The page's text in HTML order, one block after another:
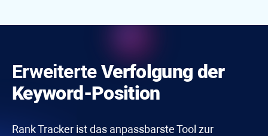
ErweiterteVerfolgung der
Keyword-Position
Rank Tracker ist das anpassbarste Tool zur